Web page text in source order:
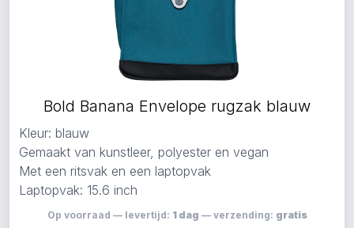
Bold Banana Envelope rugzak blauw
Kleur: blauw
Gemaakt van kunstleer, polyester en vegan
Met een ritsvak en een laptopvak
Laptopvak: 15.6 inch
Op voorraad — levertijd: 1 dag — verzending: gratis